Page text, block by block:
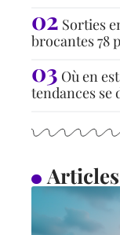
Sorties
brocantes 78
Où en
tendances se